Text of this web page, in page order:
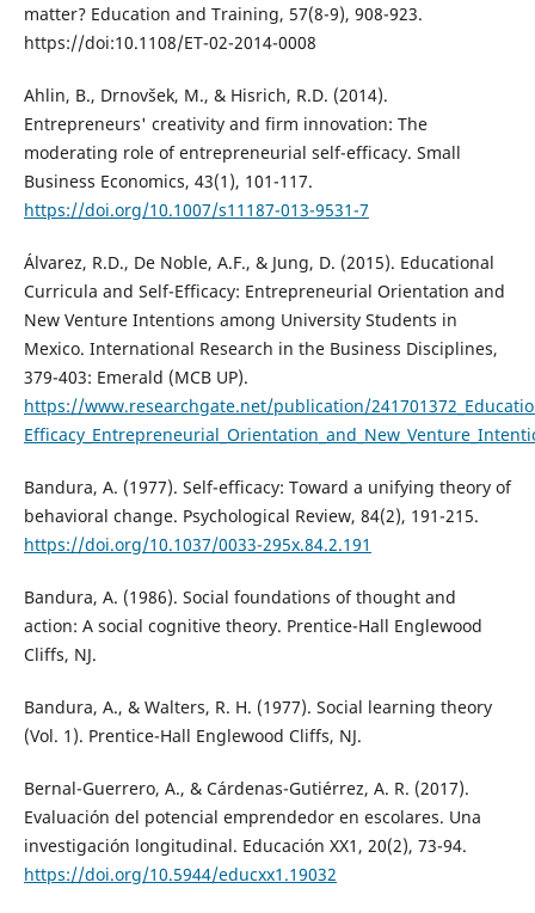
matter? Education and Training, 57(8-9), 908-923.
https://doi:10.1108/ET-02-2014-0008
Ahlin, B., Drnovšek, M., & Hisrich, R.D. (2014).
Entrepreneurs' creativity and firm innovation: The
moderating role of entrepreneurial self-efficacy. Small
Business Economics, 43(1), 101-117.
https://doi.org/10.1007/s11187-013-9531-7
Álvarez, R.D., De Noble, A.F., & Jung, D. (2015). Educational
Curricula and Self-Efficacy: Entrepreneurial Orientation and
New Venture Intentions among University Students in
Mexico. International Research in the Business Disciplines,
379-403: Emerald (MCB UP).
https://www.researchgate.net/publication/
Bandura, A. (1977). Self-efficacy: Toward a unifying theory of
behavioral change. Psychological Review, 84(2), 191-215.
https://doi.org/10.1037/0033-295x.84.2.191
Bandura, A. (1986). Social foundations of thought and
action: A social cognitive theory. Prentice-Hall Englewood
Cliffs, NJ.
Bandura, A., & Walters, R. H. (1977). Social learning theory
(Vol. 1). Prentice-Hall Englewood Cliffs, NJ.
Bernal-Guerrero, A., & Cárdenas-Gutiérrez, A. R. (2017).
Evaluación del potencial emprendedor en escolares. Una
investigación longitudinal. Educación XX1, 20(2), 73-94.
https://doi.org/10.5944/educxx1.19032